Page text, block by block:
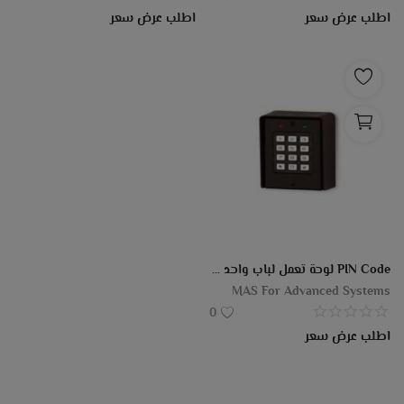
اطلب عرض سعر
اطلب عرض سعر
PIN Code لوحة تعمل لباب واحد بدون وحدة الباور "عن طريق الــ
MAS For Advanced Systems
0
اطلب عرض سعر